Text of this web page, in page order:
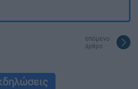
επόμενο
άρθρο